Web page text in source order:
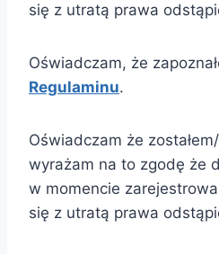
się z utratą prawa
Oświadczam, że
Regulaminu.
Oświadczam że
wyrażam na to zgodę że
w momencie
się z utratą prawa